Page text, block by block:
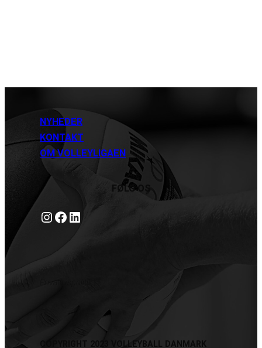
NYHEDER
KONTAKT
OM VOLLEYLIGAEN
FØLG OS
Instagram https://www.facebook.com/danishbeachvolleytour LinkedIn
COPYRIGHT 2023 VOLLEYBALL DANMARK